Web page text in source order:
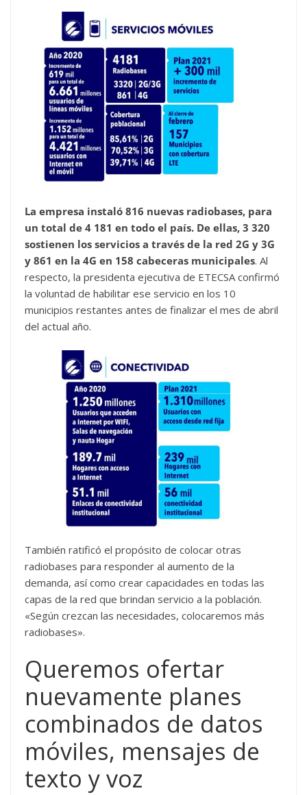
La empresa instaló 816 nuevas radiobases, para
un total de 4 181 en todo el país. De ellas, 3 320
sostienen los servicios a través de la red 2G y 3G
y 861 en la 4G en 158 cabeceras municipales. Al
respecto, la presidenta ejecutiva de ETECSA confirmó
la voluntad de habilitar ese servicio en los 10
municipios restantes antes de finalizar el mes de abril
del actual año.
También ratificó el propósito de colocar otras
radiobases para responder al aumento de la
demanda, así como crear capacidades en todas las
capas de la red que brindan servicio a la población.
«Según crezcan las necesidades, colocaremos más
radiobases».
Queremos ofertar
nuevamente planes
combinados de datos
móviles, mensajes de
texto y voz